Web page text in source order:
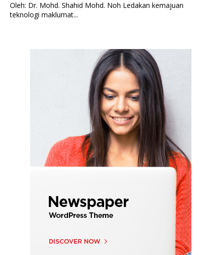
Oleh: Dr. Mohd. Shahid Mohd. Noh Ledakan kemajuan
teknologi maklumat...